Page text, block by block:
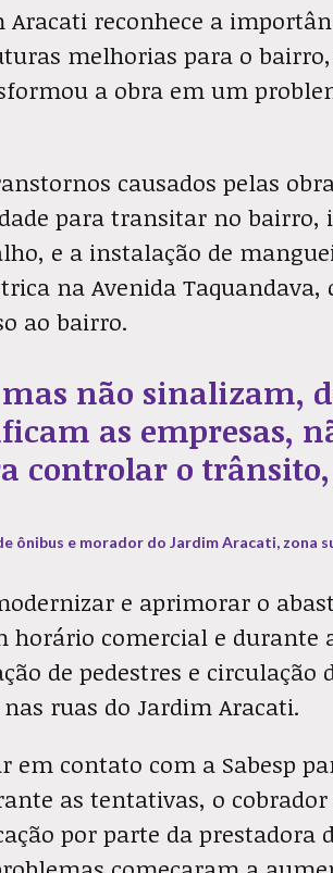
Aracati reconhece a
melhorias para o
a obra em um
causados pelas
para transitar no bairro,
e a instalação de
na Avenida Taquandava,
ao bairro.
mas não sinalizam,
as empresas,
controlar o
ônibus e morador do Jardim Aracati, zona
e aprimorar o
horário comercial e durante
de pedestres e circulação
ruas do Jardim Aracati.
em contato com a Sabesp
as tentativas, o
por parte da prestadora